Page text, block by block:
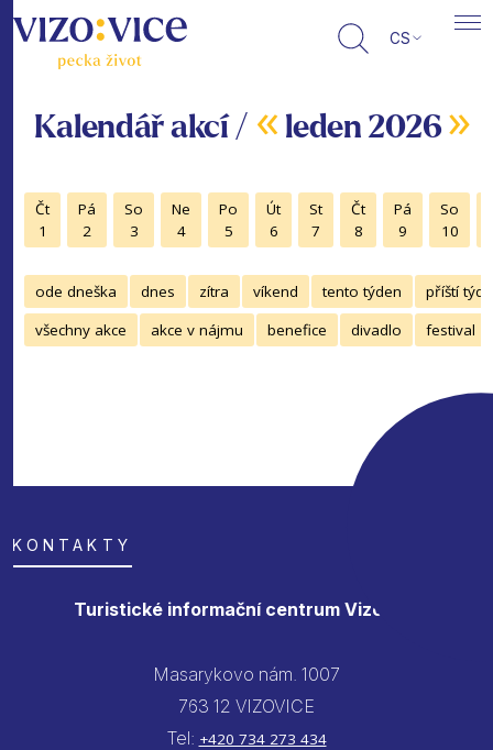
CS
Kalendář akcí / « leden 2026 »
Čt
1
Pá
2
So
3
Ne
4
Po
5
Út
6
St
7
Čt
8
Pá
9
So
10
ode dneška dnes zítra víkend tento týden
příští
všechny akce
akce v nájmu benefice divadlo festival
KONTAKTY
Turistické informační centrum Vizovice
Masarykovo nám. 1007
763 12 VIZOVICE
Tel: +420 734 273 434